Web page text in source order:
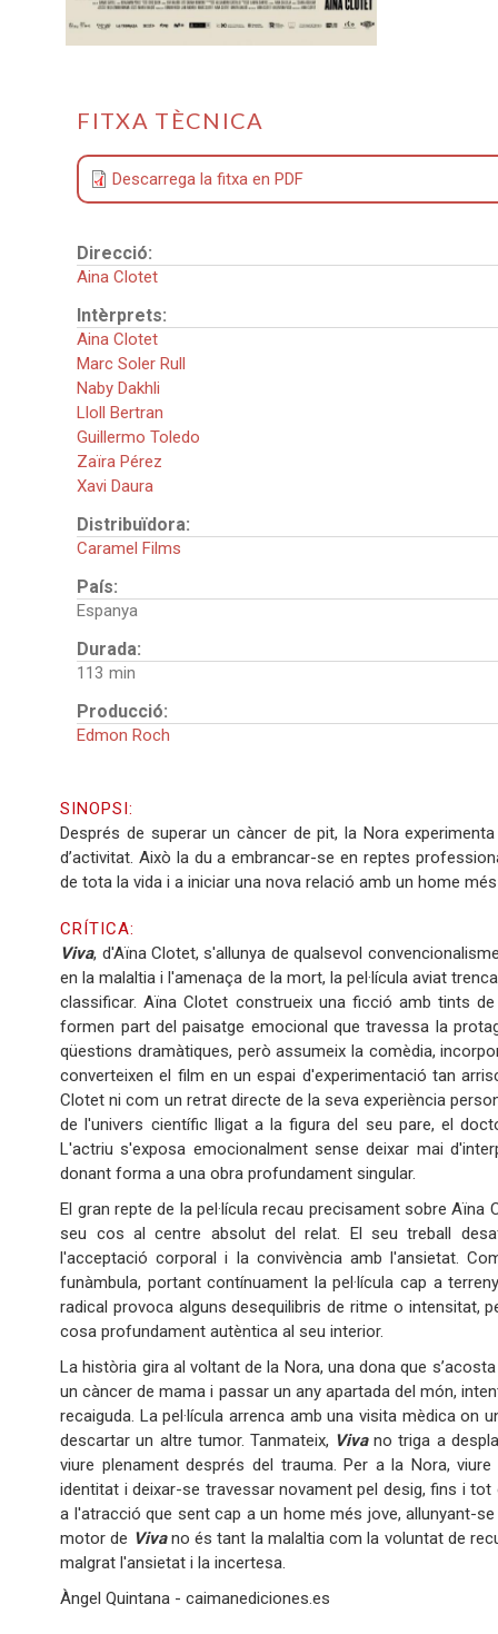
FITXA TÈCNICA
Descarrega la fitxa en PDF
Direcció:
Aina Clotet
Intèrprets:
Aina Clotet
Marc Soler Rull
Naby Dakhli
Lloll Bertran
Guillermo Toledo
Zaïra Pérez
Xavi Daura
Distribuïdora:
Caramel Films
País:
Espanya
Durada:
113
Producció:
Edmon Roch
SINOPSI:
Després de superar un càncer de pit, la Nora
d’activitat. Això la du a embrancar-se en reptes
de tota la vida i a iniciar una nova relació amb un home
CRÍTICA:
Viva, d'Aïna Clotet, s'allunya de qualsevol
en la malaltia i l'amenaça de la mort, la pel·lícula aviat
classificar. Aïna Clotet construeix una ficció amb tints
formen part del paisatge emocional que travessa la
qüestions dramàtiques, però assumeix la comèdia,
converteixen el film en un espai d'experimentació tan
Clotet ni com un retrat directe de la seva experiència
de l'univers científic lligat a la figura del seu pare, el
L'actriu s'exposa emocionalment sense deixar mai
donant forma a una obra profundament singular.
El gran repte de la pel·lícula recau precisament sobre
seu cos al centre absolut del relat. El seu treball
l'acceptació corporal i la convivència amb l'ansietat.
funàmbula, portant contínuament la pel·lícula cap a
radical provoca alguns desequilibris de ritme o intensitat,
cosa profundament autèntica al seu interior.
La història gira al voltant de la Nora, una dona que
un càncer de mama i passar un any apartada del món,
recaiguda. La pel·lícula arrenca amb una visita mèdica
descartar un altre tumor. Tanmateix, Vivano triga a
viure plenament després del trauma. Per a la Nora,
identitat i deixar-se travessar novament pel desig, fins i
a l'atracció que sent cap a un home més jove, allunyant-
motor de Vivano és tant la malaltia com la voluntat de
malgrat l'ansietat i la incertesa.
Àngel Quintana - caimanediciones.es